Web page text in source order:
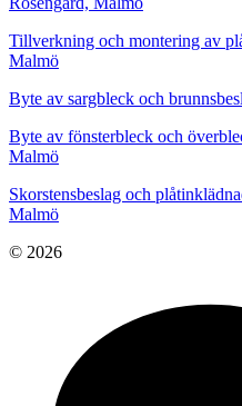
Tillverkning och montering av
Malmö
Byte av sargbleck och
Byte av fönsterbleck och
Malmö
Skorstensbeslag och
Malmö
© 2026